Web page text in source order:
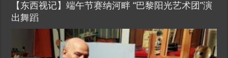
【东西视记】端午节赛纳河畔 “巴黎阳光艺术团”演
出舞蹈